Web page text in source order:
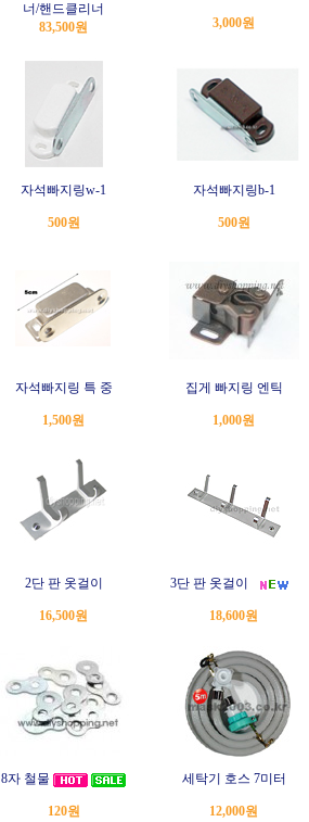
너/핸드클리너
83,500원
3,000원
자석빠지링w-1
500원
자석빠지링b-1
500원
자석빠지링 특 중
1,500원
집게 빠지링 엔틱
1,000원
2단 판 옷걸이
16,500원
3단 판 옷걸이
18,600원
8자 철물
120원
세탁기 호스 7미터
12,000원